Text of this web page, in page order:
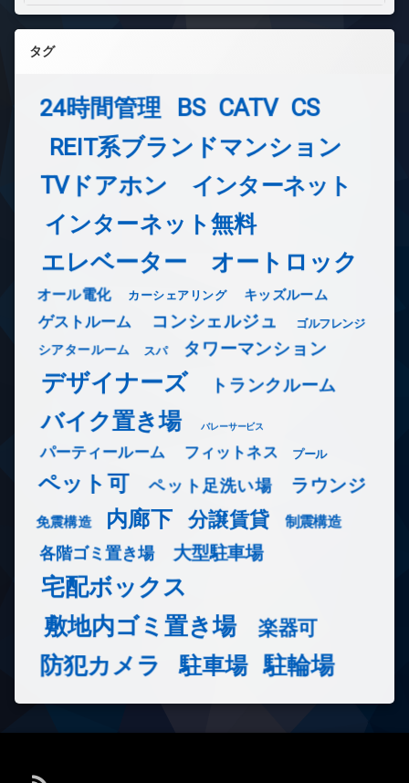
タグ
24時間管理 BS CATV CS
REIT系ブランドマンション
TVドアホン
インターネット
インターネット無料
エレベーター オートロック
オール電化 カーシェアリング キッズルーム
ゲストルーム コンシェルジュ ゴルフレンジ
シアタールーム スパ タワーマンション
デザイナーズ トランクルーム
バイク置き場 バレーサービス
パーティールーム フィットネス プール
ペット可 ペット足洗い場 ラウンジ
免震構造 内廊下 分譲賃貸 制震構造
各階ゴミ置き場 大型駐車場
宅配ボックス
敷地内ゴミ置き場
楽器可
防犯カメラ 駐車場 駐輪場